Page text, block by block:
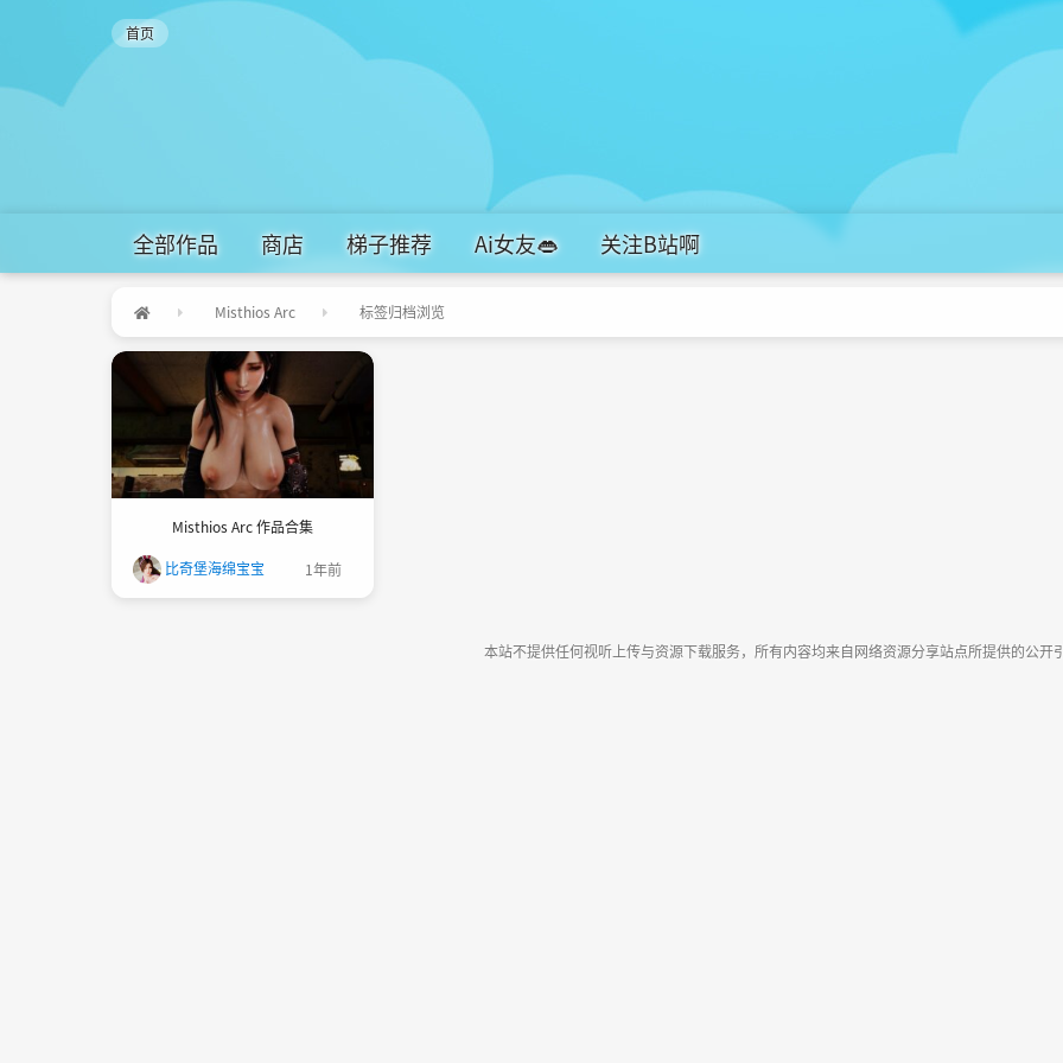
首页
全部作品 商店 梯子推荐 Ai女友👄 关注B站啊
Misthios Arc 标签归档浏览
Misthios Arc 作品合集
比奇堡海绵宝宝 1年前
本站不提供任何视听上传与资源下载服务，所有内容均来自网络资源分享站点所提供的公开